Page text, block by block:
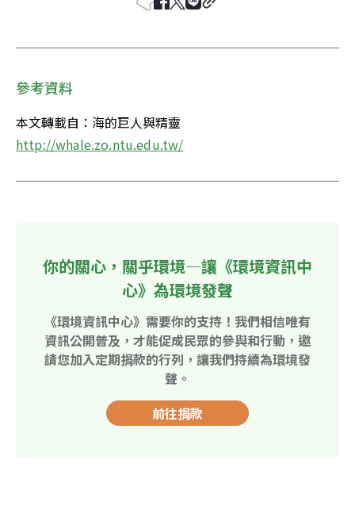
參考資料
http://whale.zo.ntu.edu.tw/
你的關心，關乎環境—讓《環境資訊中
心》為環境發聲
《環境資訊中心》需要你的支持！我們相信唯有
資訊公開普及，才能促成民眾的參與和行動，邀
請您加入定期捐款的行列，讓我們持續為環境發
聲。
前往捐款